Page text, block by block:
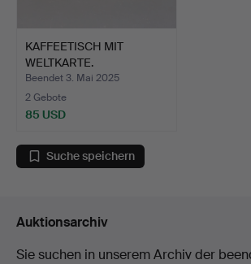
KAFFEETISCH MIT
WELTKARTE.
Beendet 3. Mai 2025
2 Gebote
85 USD
Suche speichern
Auktionsarchiv
Sie suchen in unserem Archiv der